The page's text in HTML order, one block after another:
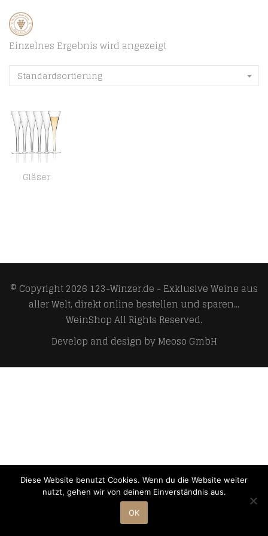
Einzelnes Ergebnis wird angezeigt
Standardsortierung
Gläser
© Copyright 2026 123-Winzer.de - Exklusive Weine aus
aller Welt, direkt online bestellen und sparen...
WeinShopAll Rights Reserved.
Develop and design byMeoso GmbH
Diese Website benutzt Cookies. Wenn du die Website weiter
nutzt, gehen wir von deinem Einverständnis aus.
OK